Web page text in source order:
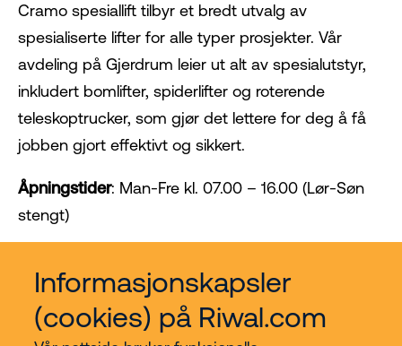
Informasjonskapsler
(cookies) på Riwal.com
Cramo spesiallift tilbyr et bredt utvalg av
spesialiserte lifter for alle typer prosjekter. Vår
avdeling på Gjerdrum leier ut alt av spesialutstyr,
inkludert bomlifter, spiderlifter og roterende
teleskoptrucker, som gjør det lettere for deg å få
jobben gjort effektivt og sikkert.
Åpningstider: Man-Fre kl. 07.00 – 16.00 (Lør-Søn
stengt)